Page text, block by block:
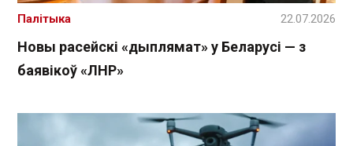
Новы расейскі «дыплямат» у Беларусі — з
баявікоў «ЛНР»
Палітыка 22.07.2026